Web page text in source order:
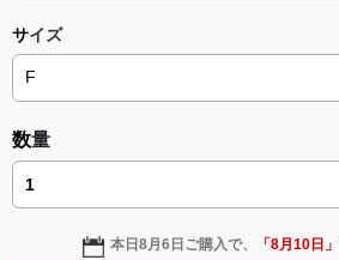
サイズ
数量
本日8月6日 ご購入で、 「8月10日 」